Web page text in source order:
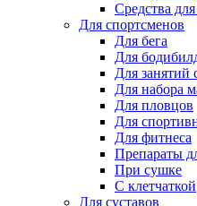
Средства
Для спортсменов
Для бега
Для
Для занятий
Для набора
Для пловцов
Для
Для фитнеса
Препараты
При сушке
С клетчаткой
Для суставов